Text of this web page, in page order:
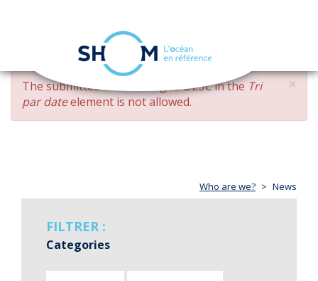
Skip
main
content
navigation
×
ERROR
MESSAGE
The submitted value changed DESCin the Tri
par dateelement is not allowed.
Who are we? News
FILTRER :
Categories